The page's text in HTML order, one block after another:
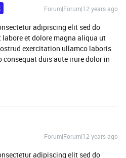
Forum|Forum|12 years ago
adipiscing elit sed do
et dolore magna aliqua ut
exercitation ullamco laboris
consequat duis aute irure dolor in
Forum|Forum|12 years ago
adipiscing elit sed do